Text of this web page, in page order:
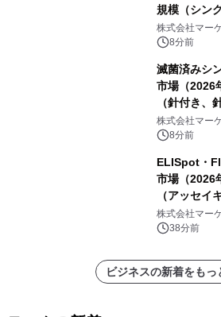
規模（シン
ド）・分析
株式会社マー
8分前
滅菌済みシ
市場（2026
（針付き、
発表
株式会社マー
8分前
ELISpot・
市場（2026
（アッセイ
他）・分析
株式会社マー
38分前
ビジネスの新着をもっ